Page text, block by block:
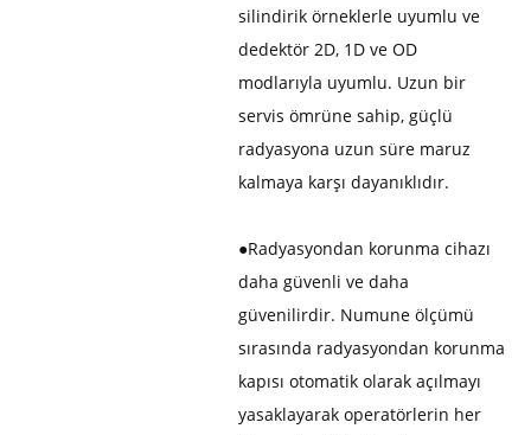
silindirik örneklerle uyumlu ve
dedektör 2D, 1D ve OD
modlarıyla uyumlu. Uzun bir
servis ömrüne sahip, güçlü
radyasyona uzun süre maruz
kalmaya karşı dayanıklıdır.
●Radyasyondan korunma cihazı
daha güvenli ve daha
güvenilirdir. Numune ölçümü
sırasında radyasyondan korunma
kapısı otomatik olarak açılmayı
yasaklayarak operatörlerin her